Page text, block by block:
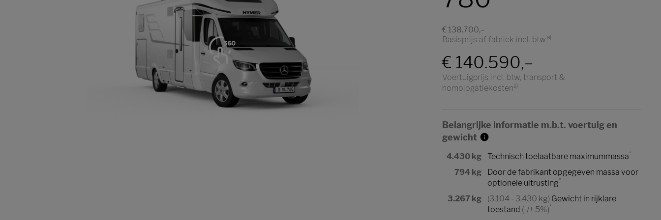
€ 138.700,–
Basisprijs af fabriek incl. btw.a)
€ 140.590,–
Voertuigprijs incl. btw, transport &
homologatiekostena)
Belangrijke informatie m.b.t. voertuig en
gewicht
4.430 kg Technisch toelaatbare maximummassa*
794 kg
Door de fabrikant opgegeven massa voor
optionele uitrusting*
3.267 kg (3.104 - 3.430 kg) Gewicht in rijklare
toestand (-/+ 5%)*